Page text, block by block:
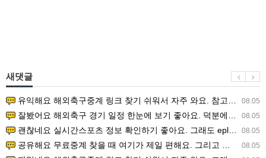
새댓글
08.05
유익해요 해외축구중계 링크 찾기 쉬워서 자주 와요. 참고로 무료스포츠중계 정보 확인할 때 출처 꼭 체크해요.…
08.05
잘봤어요 해외축구 경기 일정 한눈에 보기 좋아요. 덕분에 epl중계 볼 때 공식 중계 채널 먼저 찾아봐요. …
08.05
괜찮네요 실시간스포츠 정보 확인하기 좋아요. 그래도 epl중계 볼 때 공식 중계 채널 먼저 찾아봐요. 북마크…
08.05
공유해요 무료중계 찾을 때 여기가 제일 편해요. 그리고 무료스포츠중계 정보 확인할 때 출처 꼭 체크해요. 앞…